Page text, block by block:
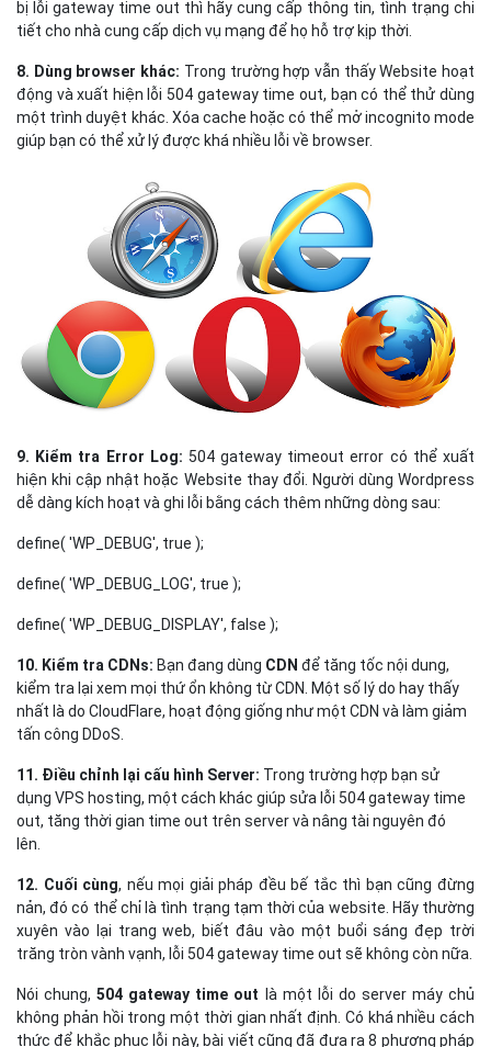
bị lỗi gateway time out thì hãy cung cấp thông tin, tình trạng chi
tiết cho nhà cung cấp dịch vụ mạng để họ hỗ trợ kịp thời.
8. Dùng browser khác: Trong trường hợp vẫn thấy Website hoạt
động và xuất hiện lỗi 504 gateway time out, bạn có thể thử dùng
một trình duyệt khác. Xóa cache hoặc có thể mở incognito mode
giúp bạn có thể xử lý được khá nhiều lỗi về browser.
9. Kiểm tra Error Log: 504 gateway timeout error có thể xuất
hiện khi cập nhật hoặc Website thay đổi. Người dùng Wordpress
dễ dàng kích hoạt và ghi lỗi bằng cách thêm những dòng sau:
define( 'WP_DEBUG', true );
define( 'WP_DEBUG_LOG', true );
define( 'WP_DEBUG_DISPLAY', false );
10. Kiểm tra CDNs: Bạn đang dùng CDN để tăng tốc nội dung,
kiểm tra lại xem mọi thứ ổn không từ CDN. Một số lý do hay thấy
nhất là do CloudFlare, hoạt động giống như một CDN và làm giảm
tấn công DDoS.
11. Điều chỉnh lại cấu hình Server: Trong trường hợp bạn sử
dụng VPS hosting, một cách khác giúp sửa lỗi 504 gateway time
out, tăng thời gian time out trên server và nâng tài nguyên đó
lên.
12. Cuối cùng, nếu mọi giải pháp đều bế tắc thì bạn cũng đừng
nản, đó có thể chỉ là tình trạng tạm thời của website. Hãy thường
xuyên vào lại trang web, biết đâu vào một buổi sáng đẹp trời
trăng tròn vành vạnh, lỗi 504 gateway time out sẽ không còn nữa.
Nói chung, 504 gateway time out là một lỗi do server máy chủ
không phản hồi trong một thời gian nhất định. Có khá nhiều cách
thức để khắc phục lỗi này, bài viết cũng đã đưa ra 8 phương pháp